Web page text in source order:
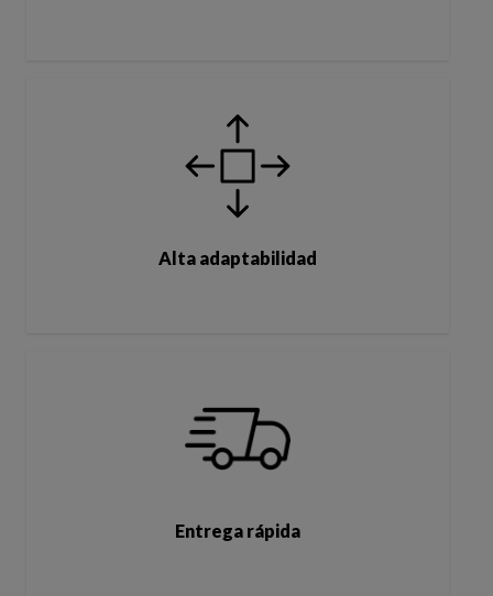
Alta adaptabilidad
Entrega rápida